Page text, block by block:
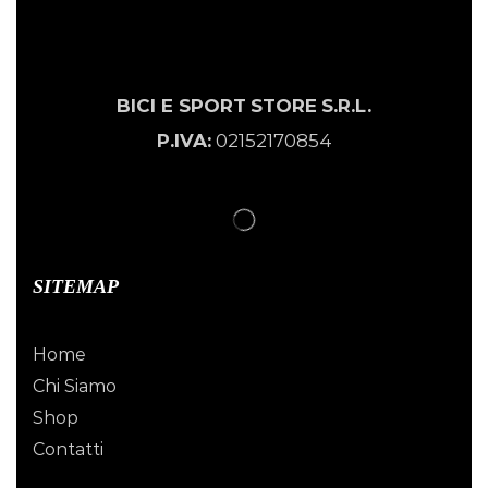
BICI E SPORT STORE S.R.L.
P.IVA:02152170854
SITEMAP
Home
Chi Siamo
Shop
Contatti